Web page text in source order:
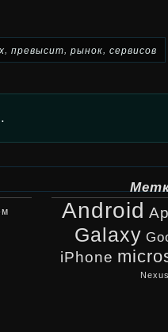
, превысит, рынок, сервисов
Android
Galaxy
iPhone